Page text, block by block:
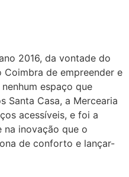
2016, da vontade do
de empreender e
espaço que
Santa Casa, a Mercearia
acessíveis, e foi a
na inovação que o
de conforto e lançar-